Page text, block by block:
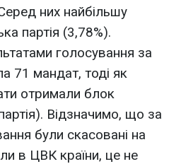
них найбільшу
партія (3,78%).
голосування за
71 мандат, тоді як
отримали блок
Відзначимо, що за
були скасовані на
в ЦВК країни, це не